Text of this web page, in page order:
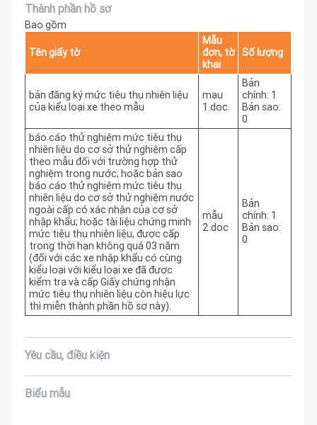
Thành phần hồ sơ
Bao gồm
Tên giấy tờ
Mẫu
đơn, tờ
khai
Số lượng
bản đăng ký mức tiêu thụ nhiên liệu
của kiểu loại xe theo mẫu
mau
1.doc
Bản
chính: 1
Bản sao:
0
báo cáo thử nghiệm mức tiêu thụ
nhiên liệu do cơ sở thử nghiệm cấp
theo mẫu đối với trường hợp thử
nghiệm trong nước; hoặc bản sao
báo cáo thử nghiệm mức tiêu thụ
nhiên liệu do cơ sở thử nghiệm nước
ngoài cấp có xác nhận của cơ sở
nhập khẩu; hoặc tài liệu chứng minh
mức tiêu thụ nhiên liệu, được cấp
trong thời hạn không quá 03 năm
(đối với các xe nhập khẩu có cùng
kiểu loại với kiểu loại xe đã được
kiểm tra và cấp Giấy chứng nhận
mức tiêu thụ nhiên liệu còn hiệu lực
thì miễn thành phần hồ sơ này).
mẫu
2.doc
Bản
chính: 1
Bản sao:
0
Yêu cầu, điều kiện
Biểu mẫu